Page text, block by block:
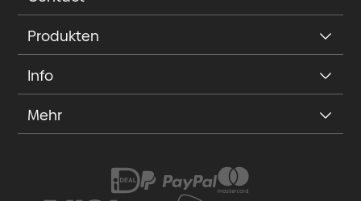
Produkten
Info
Mehr